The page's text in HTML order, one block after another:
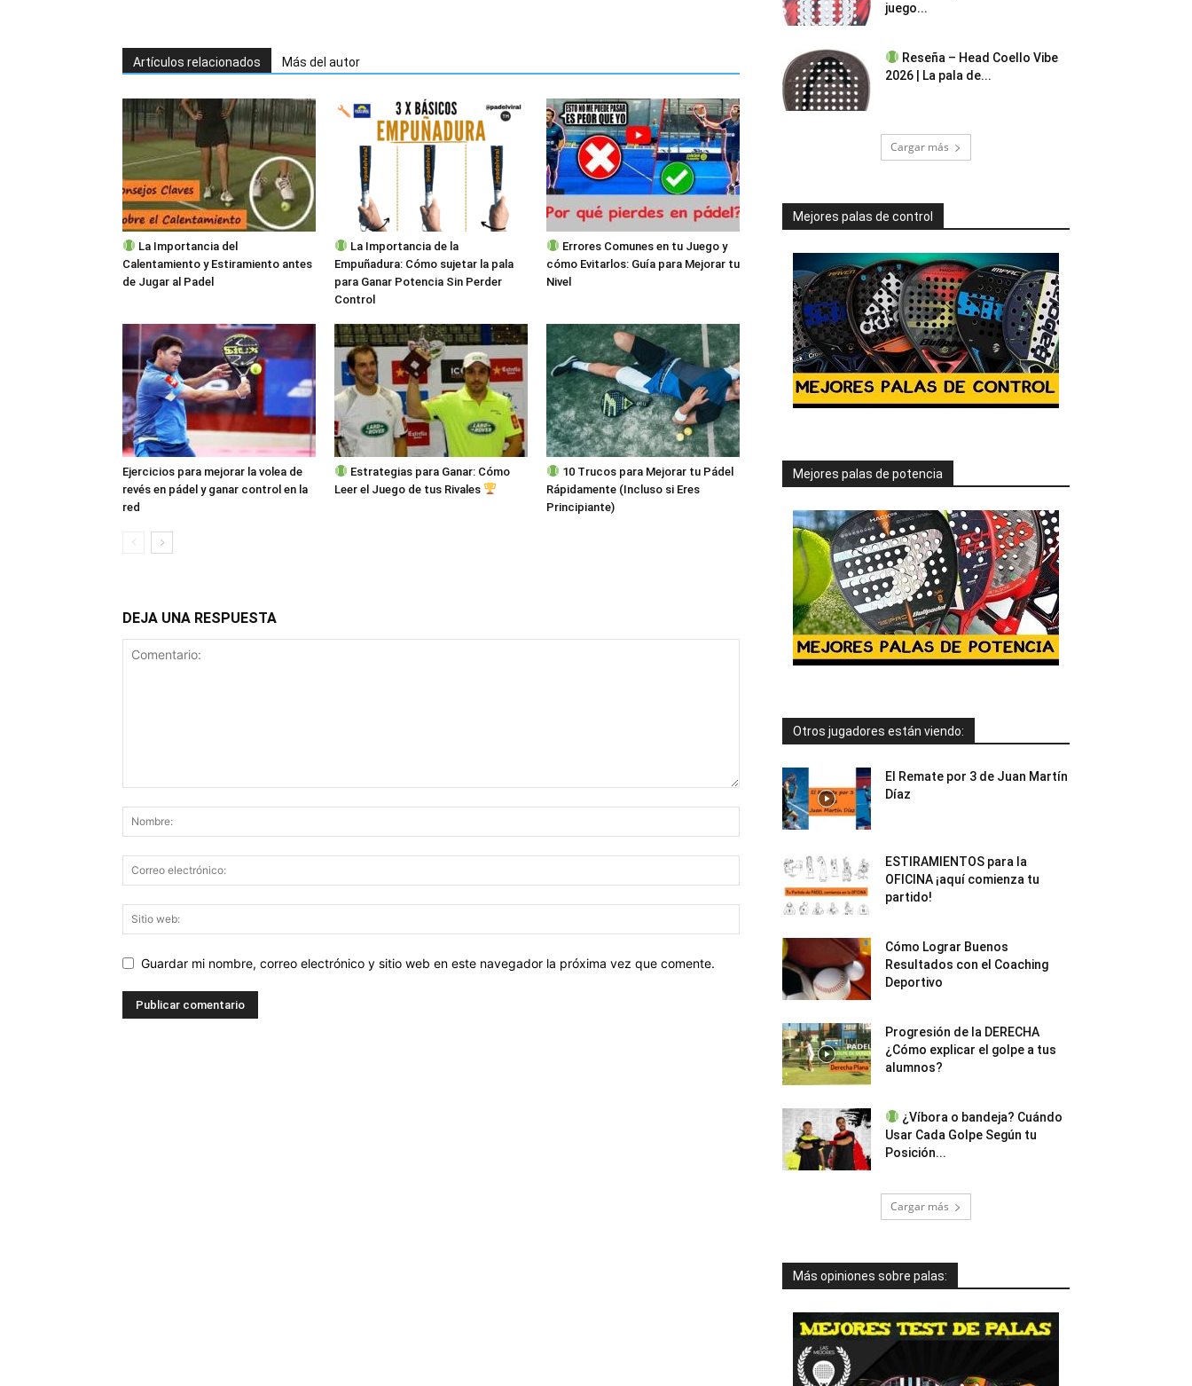
Artículos relacionados Más del autor
La Importancia del
Calentamiento y Estiramiento antes
de Jugar al Padel
La Importancia de la
Empuñadura: Cómo sujetar la pala
para Ganar Potencia Sin Perder
Control
Errores Comunes en tu Juego y
cómo Evitarlos: Guía para Mejorar tu
Nivel
Ejercicios para mejorar la volea de
revés en pádel y ganar control en la
red
Estrategias para Ganar: Cómo
Leer el Juego de tus Rivales
10 Trucos para Mejorar tu Pádel
Rápidamente (Incluso si Eres
Principiante)
DEJA UNA RESPUESTA
Guardar mi nombre, correo electrónico y sitio web en este navegador la próxima vez que comente.
juego...
Reseña – Head Coello Vibe
2026 | La pala de...
Cargar más
Mejores palas de control
Mejores palas de potencia
Otros jugadores están viendo:
El Remate por 3 de Juan Martín
Díaz
ESTIRAMIENTOS para la
OFICINA ¡aquí comienza tu
partido!
Cómo Lograr Buenos
Resultados con el Coaching
Deportivo
Progresión de la DERECHA
¿Cómo explicar el golpe a tus
alumnos?
¿Víbora o bandeja? Cuándo
Usar Cada Golpe Según tu
Posición...
Cargar más
Más opiniones sobre palas: